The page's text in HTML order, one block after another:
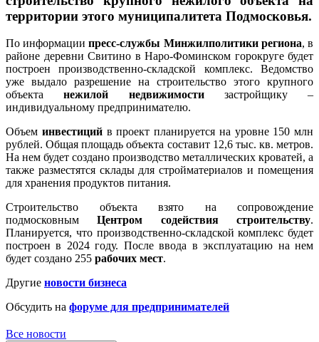
территории этого муниципалитета Подмосковья.
По информациипресс-службы Минжилполитики региона, в
районе деревни Свитино в Наро-Фоминском горокруге будет
построен производственно-складской комплекс. Ведомство
уже выдало разрешение на строительство этого крупного
объектанежилой недвижимостизастройщику –
индивидуальному предпринимателю.
Объем инвестицийв проект планируется на уровне 150 млн
рублей. Общая площадь объекта составит 12,6 тыс. кв. метров.
На нем будет создано производство металлических кроватей, а
также разместятся склады для стройматериалов и помещения
для хранения продуктов питания.
Строительство объекта взято на сопровождение
подмосковнымЦентром содействия строительству.
Планируется, что производственно-складской комплекс будет
построен в 2024 году. После ввода в эксплуатацию на нем
будет создано 255 рабочих мест.
Другие новости бизнеса
Обсудить на форуме для предпринимателей
Все новости